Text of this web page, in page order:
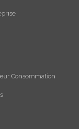
Consommation